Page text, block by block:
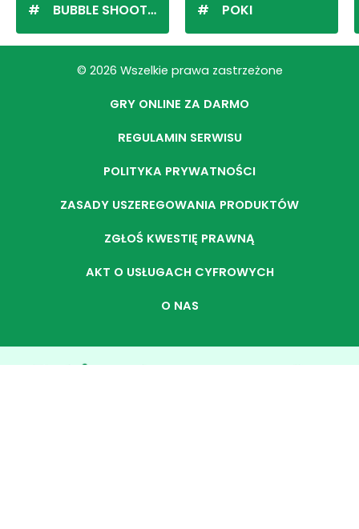
BUBBLE SHOOTER POKI
© 2026 Wszelkie prawa zastrzeżone
GRY ONLINE ZA DARMO
REGULAMIN SERWISU
POLITYKA PRYWATNOŚCI
ZASADY USZEREGOWANIA PRODUKTÓW
ZGŁOŚ KWESTIĘ PRAWNĄ
AKT O USŁUGACH CYFROWYCH
O NAS